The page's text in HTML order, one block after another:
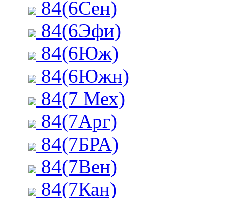
84(6Сен)
84(6Эфи)
84(6Юж)
84(6Южн)
84(7 Мех)
84(7Арг)
84(7БРА)
84(7Вен)
84(7Кан)